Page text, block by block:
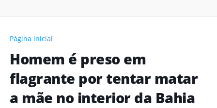
Página inicial
Homem é preso em
flagrante por tentar matar
a mãe no interior da Bahia